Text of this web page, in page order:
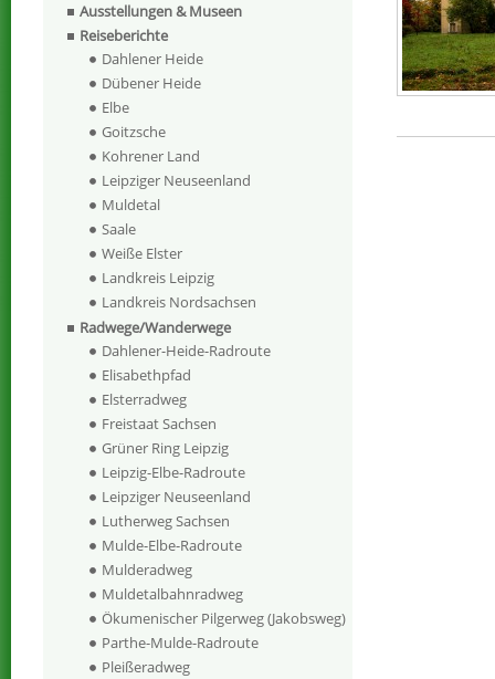
Ausstellungen & Museen
Reiseberichte
Dahlener Heide
Dübener Heide
Elbe
Goitzsche
Kohrener Land
Leipziger Neuseenland
Muldetal
Saale
Weiße Elster
Landkreis Leipzig
Landkreis Nordsachsen
Radwege/Wanderwege
Dahlener-Heide-Radroute
Elisabethpfad
Elsterradweg
Freistaat Sachsen
Grüner Ring Leipzig
Leipzig-Elbe-Radroute
Leipziger Neuseenland
Lutherweg Sachsen
Mulde-Elbe-Radroute
Mulderadweg
Muldetalbahnradweg
Ökumenischer Pilgerweg (Jakobsweg)
Parthe-Mulde-Radroute
Pleißeradweg